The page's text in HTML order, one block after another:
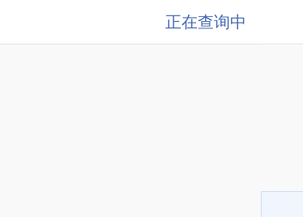
正在查询中